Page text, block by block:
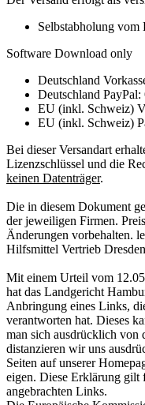
Selbstabholung
Software Download only
Deutschland
Deutschland PayPal:
EU (inkl. Schweiz)
EU (inkl. Schweiz)
Bei dieser Versandart
Lizenzschlüssel und die
keinen Datenträger.
Die in diesem Dokument
der jeweiligen Firmen.
Änderungen vorbehalten.
Hilfsmittel Vertrieb
Mit einem Urteil vom
hat das Landgericht
Anbringung eines Links,
verantworten hat. Dieses
man sich ausdrücklich von
distanzieren wir uns
Seiten auf unserer
eigen. Diese Erklärung gilt
angebrachten Links.